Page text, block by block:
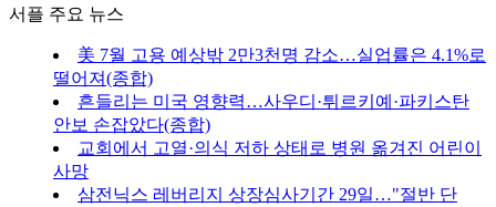
서플 주요 뉴스
美 7월 고용 예상밖 2만3천명 감소…실업률은 4.1%로
떨어져(종합)
흔들리는 미국 영향력…사우디·튀르키예·파키스탄
안보 손잡았다(종합)
교회에서 고열·의식 저하 상태로 병원 옮겨진 어린이
사망
삼전닉스 레버리지 상장심사기간 29일…"절반 단